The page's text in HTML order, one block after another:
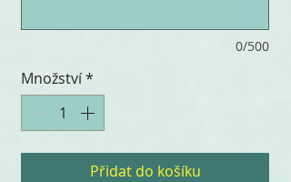
0/500
Množství*
Přidat do košíku